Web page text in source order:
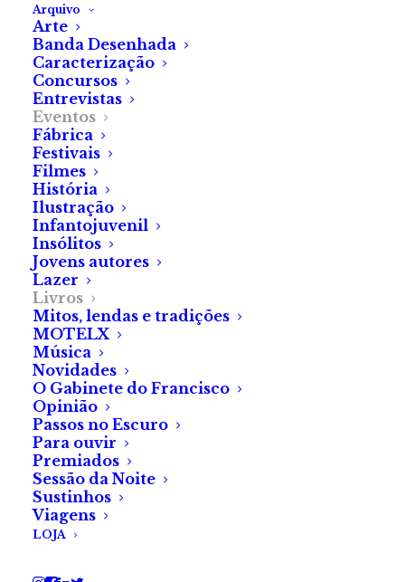
Arquivo
Arte
Banda Desenhada
Caracterização
Concursos
Entrevistas
Eventos
Fábrica
Festivais
Filmes
História
Ilustração
Infantojuvenil
Insólitos
Jovens autores
Lazer
Livros
Mitos, lendas e tradições
MOTELX
Música
Novidades
O Gabinete do Francisco
Opinião
Passos no Escuro
Para ouvir
Premiados
Sessão da Noite
Sustinhos
Viagens
LOJA
DeSandra Amado
Sandra Amado no Festival das Migrações 2022